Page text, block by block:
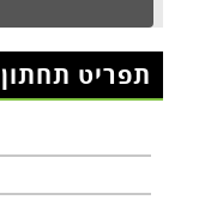
תפריט תחתון